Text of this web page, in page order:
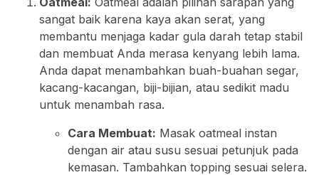
sangat baik karena kaya akan serat, yang
membantu menjaga kadar gula darah tetap stabil
dan membuat Anda merasa kenyang lebih lama.
Anda dapat menambahkan buah-buahan segar,
kacang-kacangan, biji-bijian, atau sedikit madu
untuk menambah rasa.
Cara Membuat: Masak oatmeal instan
dengan air atau susu sesuai petunjuk pada
kemasan. Tambahkan topping sesuai selera.